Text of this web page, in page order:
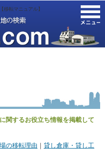
移転マニュアル】
関するお役立ち情報を掲載して
の移転理由 ｜ 貸し倉庫・貸し工